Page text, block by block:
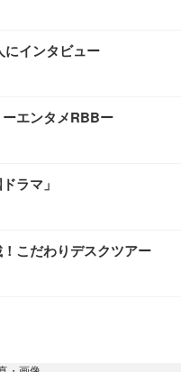
にインタビュー
ーエンタメRBBー
ラマ」
こだわりデスクツアー